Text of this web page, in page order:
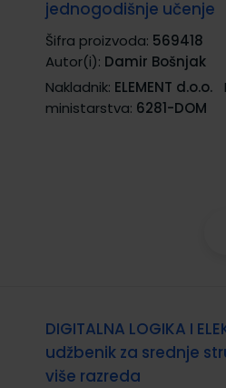
jednogodišnje učenje
Šifra proizvoda: 569418
Autor(i): Damir Bošnjak
Nakladnik: ELEMENT d.o.o.
ministarstva: 6281-DOM
DIGITALNA LOGIKA I
udžbenik za srednje
više razreda